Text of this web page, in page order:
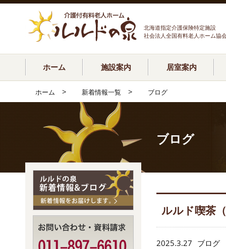
北海道指定介護保険特定施設
社会法人全国有料老人ホーム協
ホーム 施設案内 居室案内
ホーム > 新着情報一覧 > ブログ
ブログ
ルルド喫茶
2025.3.27 ブログ